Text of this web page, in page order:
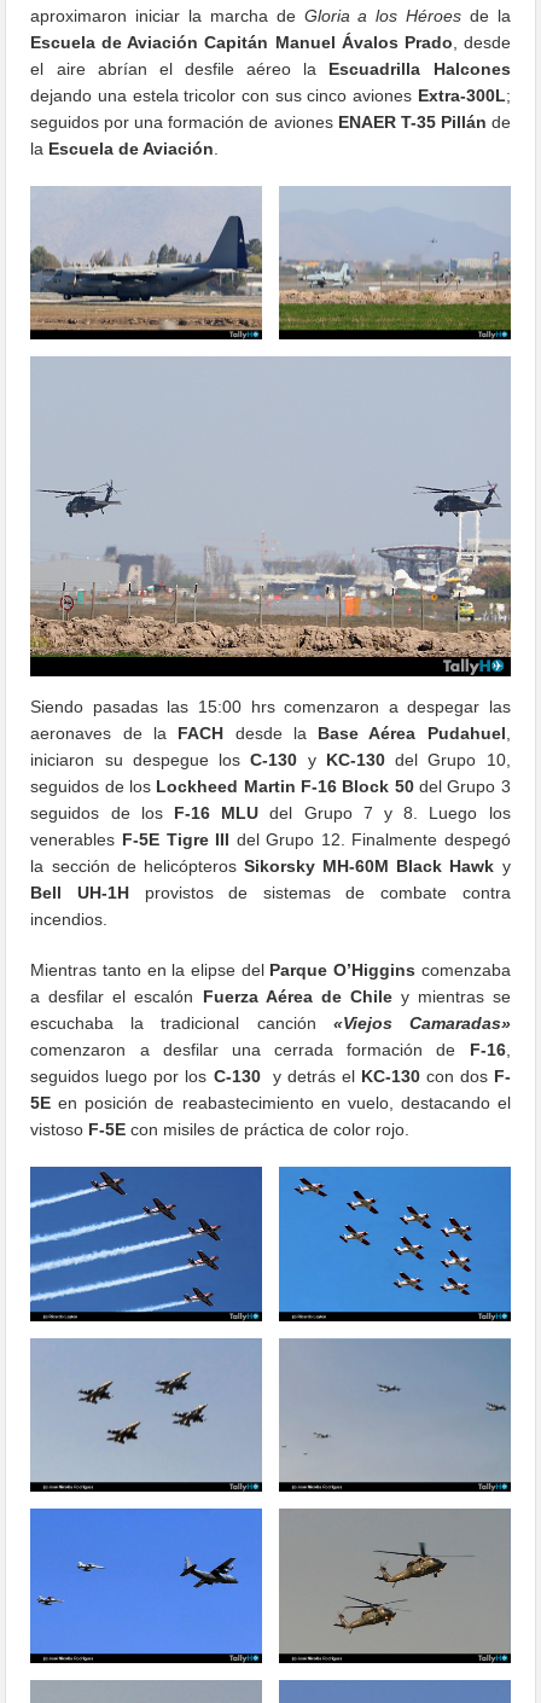
aproximaron iniciar la marcha de Gloria a los Héroesde la
Escuela de Aviación Capitán Manuel Ávalos Prado , desde
el aire abrían el desfile aéreo la Escuadrilla Halcones
dejando una estela tricolor con sus cinco avionesExtra-300L;
seguidos por una formación de aviones ENAER T-35 Pillán de
la Escuela de Aviación
Siendo pasadas las 15:00 hrs comenzaron a despegar las
aeronaves de la FACH desde la Base Aérea Pudahuel
iniciaron su despegue losC-130 y KC-130del Grupo 10,
seguidos de los Lockheed Martin F-16 Block 50del Grupo 3
seguidos de los F-16 MLU del Grupo 7 y 8. Luego los
venerables F-5E Tigre III del Grupo 12. Finalmente despegó
la sección de helicópteros Sikorsky MH-60M Black Hawk y
Bell UH-1H provistos de sistemas de combate contra
incendios.
Mientras tanto en la elipse del Parque O’Higgins comenzaba
a desfilar el escalón Fuerza Aérea de Chiley mientras se
escuchaba la tradicional canción «Viejos Camaradas»
comenzaron a desfilar una cerrada formación de F-16,
seguidos luego por los C-130y detrás el KC-130con dos F-
5E en posición de reabastecimiento en vuelo, destacando el
vistoso F-5E con misiles de práctica de color rojo.